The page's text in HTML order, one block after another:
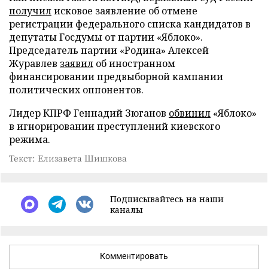
получилисковое заявление об отмене
регистрации федерального списка кандидатов в
депутаты Госдумы от партии «Яблоко».
Председатель партии «Родина» Алексей
Журавлев заявил об иностранном
финансировании предвыборной кампании
политических оппонентов.
Лидер КПРФ Геннадий Зюганов обвинил «Яблоко»
в игнорировании преступлений киевского
режима.
Текст: Елизавета Шишкова
Подписывайтесь на наши
каналы
Комментировать